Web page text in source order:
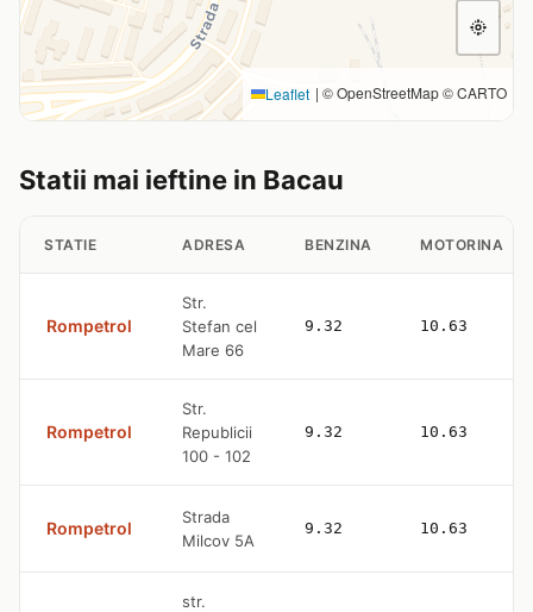
Leaflet | © OpenStreetMap © CARTO
Statii mai ieftine in Bacau
STATIE ADRESA BENZINA MOTORINA
Rompetrol
Str.
Stefan cel
Mare 66
9.32 10.63
Rompetrol
Str.
Republicii
100 - 102
9.32 10.63
Rompetrol
Strada
Milcov 5A
9.32 10.63
str.